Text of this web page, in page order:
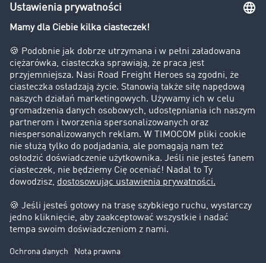
Bezpieczeństwo
Firma
Historie sukcesu
Klienci pozyskują nowych klientów
Informacje prawne
Impressum
OWU
Ochrona danych
Ustawienia plików cookies